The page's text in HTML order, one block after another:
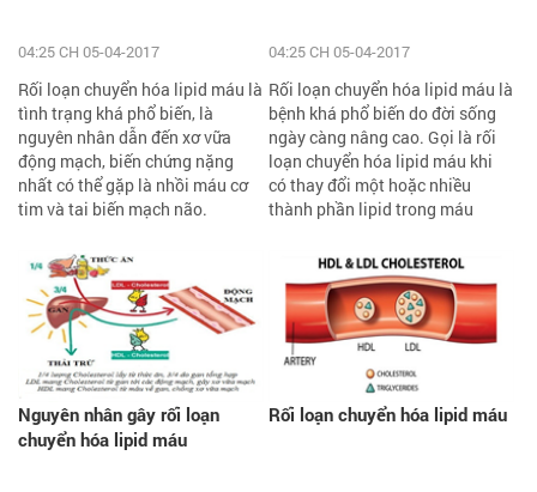
04:25 CH 05-04-2017
Rối loạn chuyển hóa lipid máu là
tình trạng khá phổ biến, là
nguyên nhân dẫn đến xơ vữa
động mạch, biến chứng nặng
nhất có thể gặp là nhồi máu cơ
tim và tai biến mạch não.
04:25 CH 05-04-2017
Rối loạn chuyển hóa lipid máu là
bệnh khá phổ biến do đời sống
ngày càng nâng cao. Gọi là rối
loạn chuyển hóa lipid máu khi
có thay đổi một hoặc nhiều
thành phần lipid trong máu
Nguyên nhân gây rối loạn
chuyển hóa lipid máu
Rối loạn chuyển hóa lipid máu